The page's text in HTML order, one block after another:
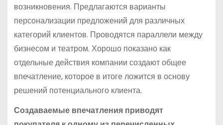
возникновения. Предлагаются варианты
персонализации предложений для различных
категорий клиентов. Проводятся параллели между
бизнесом и театром. Хорошо показано как
отдельные действия компании создают общее
впечатление, которое в итоге ложится в основу
решений потенциального клиента.
Создаваемые впечатления приводят